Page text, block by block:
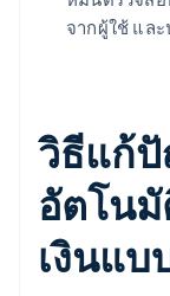
จากผู้ใช้ แล
วิธีแก้
อัตโน
เงินแบ